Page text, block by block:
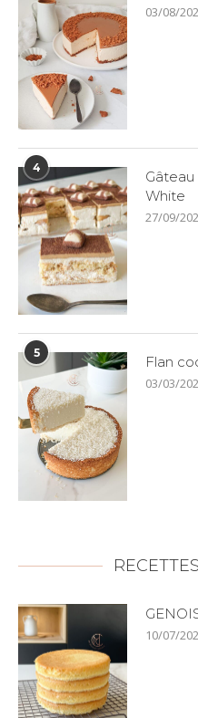
03/08/
4
Gâteau
White
27/09/
5
Flan
03/03/
10/07/